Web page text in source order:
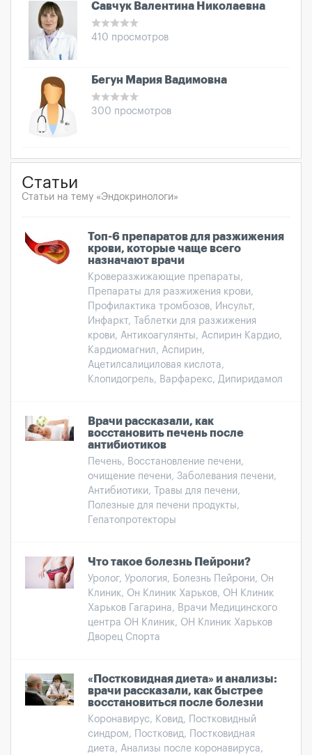
Савчук Валентина Николаевна
410 просмотров
Бегун Мария Вадимовна
300 просмотров
Статьи
Статьи на тему «Эндокринологи»
Топ-6 препаратов для разжижения
крови, которые чаще всего
назначают врачи
Кроверазжижающие препараты,
Препараты для разжижения крови,
Профилактика тромбозов, Инсульт,
Инфаркт, Таблетки для разжижения
крови, Антикоагулянты, Аспирин Кардио,
Кардиомагнил, Аспирин,
Ацетилсалициловая кислота,
Клопидогрель, Варфарекс, Дипиридамол
Врачи рассказали, как
восстановить печень после
антибиотиков
Печень, Восстановление печени,
очищение печени, Заболевания печени,
Антибиотики, Травы для печени,
Полезные для печени продукты,
Гепатопротекторы
Что такое болезнь Пейрони?
Уролог, Урология, Болезнь Пейрони, Он
Клиник, Он Клиник Харьков, ОН Клиник
Харьков Гагарина, Врачи Медицинского
центра ОН Клиник, ОН Клиник Харьков
Дворец Спорта
«Постковидная диета» и анализы:
врачи рассказали, как быстрее
восстановиться после болезни
Коронавирус, Ковид, Постковидный
синдром, Постковид, Постковидная
диета, Анализы после коронавируса,